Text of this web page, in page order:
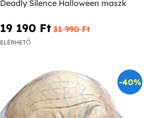
Deadly Silence Halloween maszk
19 190 Ft‎ 31 990 Ft‎
ELÉRHETŐ
-40%